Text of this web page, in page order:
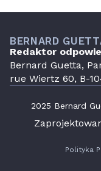
BERNARD
Redaktor
Bernard Guetta,
rue Wiertz 60, B-
2025 Bernard
Polityka